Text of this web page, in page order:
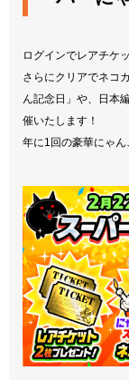
ログインでレアチケ
さらにクリアでネコ
ん記念日」や、日本
催いたします！
年に1回の豪華にゃん